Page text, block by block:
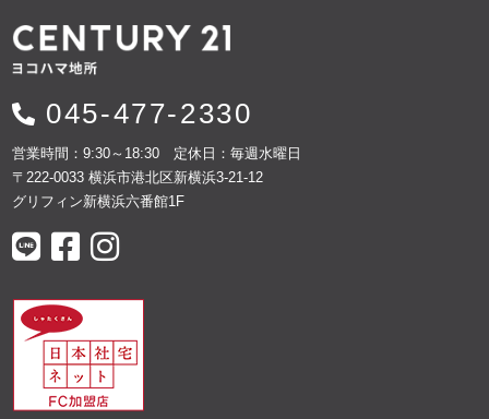
045-477-2330
営業時間：9:30～18:30 定休日：毎週水曜日
〒222-0033 横浜市港北区新横浜3-21-12
グリフィン新横浜六番館1F